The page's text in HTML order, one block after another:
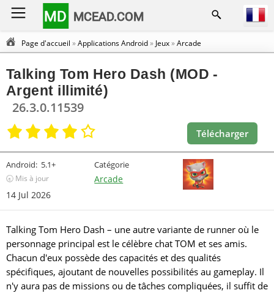
MD MCEAD.COM
Page d'accueil »Applications Android» Jeux»Arcade
Talking Tom Hero Dash (MOD -
Argent illimité)
26.3.0.11539
Télécharger
Android: 5.1+
🕣 Mis à jour
14 Jul 2026
Catégorie
Arcade
Talking Tom Hero Dash – une autre variante de runner où le
personnage principal est le célèbre chat TOM et ses amis.
Chacun d'eux possède des capacités et des qualités
spécifiques, ajoutant de nouvelles possibilités au gameplay. Il
n'y aura pas de missions ou de tâches compliquées, il suffit de